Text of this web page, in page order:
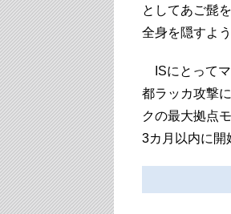
としてあご髭
全身を隠すよ
ISにとってマ
都ラッカ攻撃
クの最大拠点
3カ月以内に開